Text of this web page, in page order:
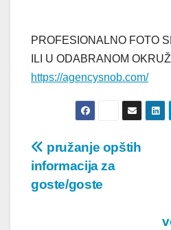
PROFESIONALNO FOTO
ILI U ODABRANOM
https://agencysnob.com/
Post
navigation
pružanje opštih
informacija za
goste/goste